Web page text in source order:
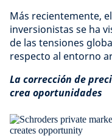
Más recientemente,
inversionistas se ha
de las tensiones
respecto al entorno
La corrección de
crea oportunidades